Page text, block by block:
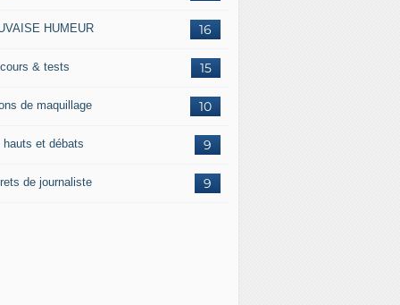
16
HUMEUR
15
& tests
10
de maquillage
9
hauts et débats
9
de journaliste